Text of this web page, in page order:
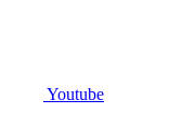
Youtube